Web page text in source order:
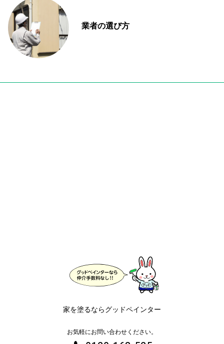
業者の選び方
家を塗るならグッドペインター
お気軽にお問い合わせください。